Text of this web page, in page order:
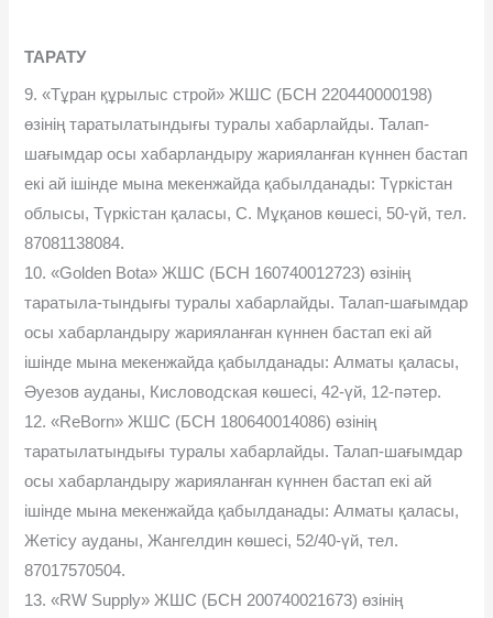
ТАРАТУ
9. «Тұран құрылыс строй» ЖШС (БСН 220440000198)
өзінің таратылатындығы туралы хабарлайды. Талап-
шағымдар осы хабарландыру жарияланған күннен бастап
екі ай ішінде мына мекенжайда қабылданады: Түркістан
облысы, Түркістан қаласы, С. Мұқанов көшесі, 50-үй, тел.
87081138084.
10. «Golden Bota» ЖШС (БСН 160740012723) өзінің
таратыла-тындығы туралы хабарлайды. Талап-шағымдар
осы хабарландыру жарияланған күннен бастап екі ай
ішінде мына мекенжайда қабылданады: Алматы қаласы,
Әуезов ауданы, Кисловодская көшесі, 42-үй, 12-пәтер.
12. «ReBorn» ЖШС (БСН 180640014086) өзінің
таратылатындығы туралы хабарлайды. Талап-шағымдар
осы хабарландыру жарияланған күннен бастап екі ай
ішінде мына мекенжайда қабылданады: Алматы қаласы,
Жетісу ауданы, Жангелдин көшесі, 52/40-үй, тел.
87017570504.
13. «RW Supply» ЖШС (БСН 200740021673) өзінің